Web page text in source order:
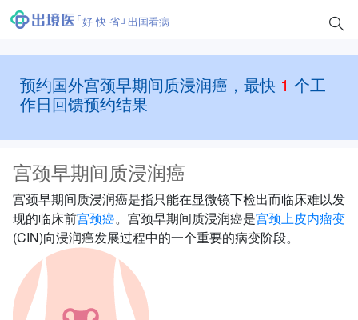
好 快 省 出国看病
预约国外宫颈早期间质浸润癌，最快 1 个工
作日回馈预约结果
宫颈早期间质浸润癌
宫颈早期间质浸润癌是指只能在显微镜下检出而临床难以发
现的临床前宫颈癌。宫颈早期间质浸润癌是宫颈上皮内瘤变
(CIN)向浸润癌发展过程中的一个重要的病变阶段。